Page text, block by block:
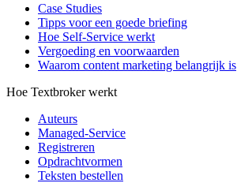
Case Studies
Tipps voor een goede briefing
Hoe Self-Service werkt
Vergoeding en voorwaarden
Waarom content marketing belangrijk is
Hoe Textbroker werkt
Auteurs
Managed-Service
Registreren
Opdrachtvormen
Teksten bestellen